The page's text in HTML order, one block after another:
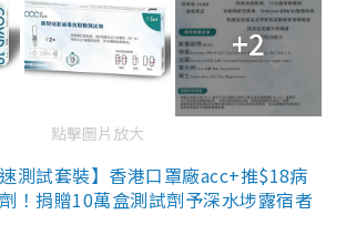
+2
點擊圖片放大
測試套裝】香港口罩廠acc+推$18病
！捐贈10萬盒測試劑予深水埗露宿者